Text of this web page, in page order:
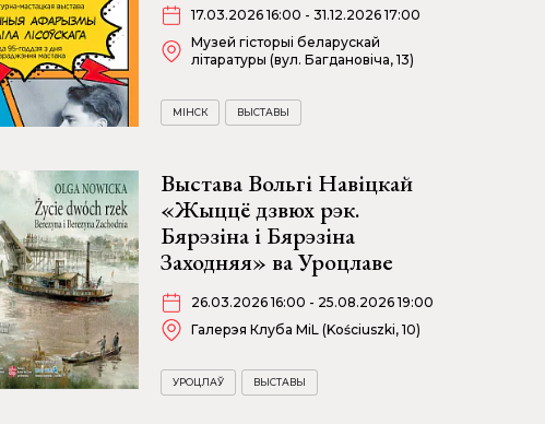
17.03.2026 16:00 - 31.12.2026 17:00
Музей гісторыі беларускай
літаратуры (вул. Багдановіча, 13)
МІНСК ВЫСТАВЫ
Выстава Вольгі Навіцкай
«Жыццё дзвюх рэк.
Бярэзіна і Бярэзіна
Заходняя» ва Уроцлаве
26.03.2026 16:00 - 25.08.2026 19:00
Галерэя Клуба MiL (Kościuszki, 10)
УРОЦЛАЎ ВЫСТАВЫ